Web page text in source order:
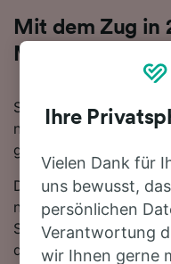
Mit dem Zug in
Minuten von
Sie denken darüber
nach Barcelona den
goldrichtig!
Die schnellste
nach Barcelona mit
Stunden 56 Minuten,
dieser Route
Ihre
Vielen Dank für
uns bewusst,
persönlichen
Verantwortung
wir Ihnen gerne